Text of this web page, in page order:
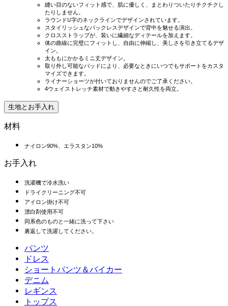
縫い目のないフィット感で、肌に優しく、まとわりついたりチクチクし
たりしません。
ラウンドU字のネックラインでデザインされています。
スタイリッシュなバックレスデザインで背中を魅せる演出。
クロスストラップが、装いに繊細なディテールを加えます。
体の曲線に完璧にフィットし、自由に伸縮し、美しさを引き立てるデザ
イン。
太ももにかかるミニ丈デザイン。
取り外し可能なパッドにより、必要なときにいつでもサポートをカスタ
マイズできます。
ライナーショーツが付いておりませんのでご了承ください。
4ウェイストレッチ素材で動きやすさと耐久性を両立。
生地とお手入れ
材料
ナイロン90%、エラスタン10%
お手入れ
洗濯機で冷水洗い
ドライクリーニング不可
アイロン掛け不可
漂白剤使用不可
同系色のものと一緒に洗って下さい
裏返して洗濯してください。
パンツ
パンツ
ジョガー
ワークパンツ
フローショートパンツ
ドレス
ドレス
スポーツドレス
マキシ＆ミディドレス
ミニドレス
ショートパンツ＆バイカー
ショートパンツ＆バイカー
バイカー
デニムショートパンツ
デニム
デニム
デニムレギンス
レギンス
レギンス
トップス